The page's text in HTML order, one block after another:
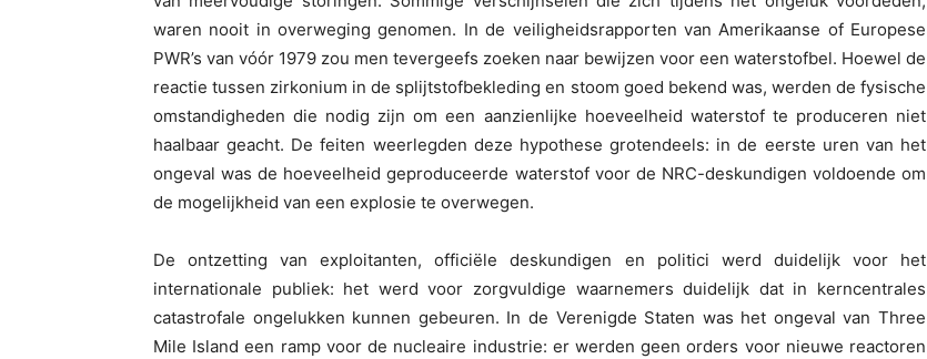
waren nooit in overweging genomen. In de veiligheidsrapporten van Amerikaanse of Europese
PWR’s van vóór 1979 zou men tevergeefs zoeken naar bewijzen voor een waterstofbel. Hoewel de
reactie tussen zirkonium in de splijtstofbekleding en stoom goed bekend was, werden de fysische
omstandigheden die nodig zijn om een aanzienlijke hoeveelheid waterstof te produceren niet
haalbaar geacht. De feiten weerlegden deze hypothese grotendeels: in de eerste uren van het
ongeval was de hoeveelheid geproduceerde waterstof voor de NRC-deskundigen voldoende om
de mogelijkheid van een explosie te overwegen.
De ontzetting van exploitanten, officiële deskundigen en politici werd duidelijk voor het
internationale publiek: het werd voor zorgvuldige waarnemers duidelijk dat in kerncentrales
catastrofale ongelukken kunnen gebeuren. In de Verenigde Staten was het ongeval van Three
Mile Island een ramp voor de nucleaire industrie: er werden geen orders voor nieuwe reactoren